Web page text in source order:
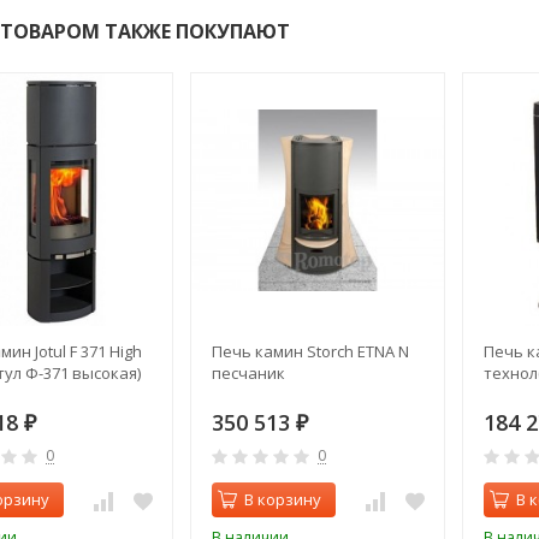
ТАКЖЕ ПОКУПАЮТ
Jotul F 371 High
Ф-371 высокая)
₽
0
Печь камин Storch ETNA N
песчаник
350 513 ₽
0
В корзину
Печь
184
В